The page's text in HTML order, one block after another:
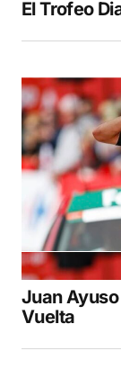
El Trofeo
Juan
Vuelta